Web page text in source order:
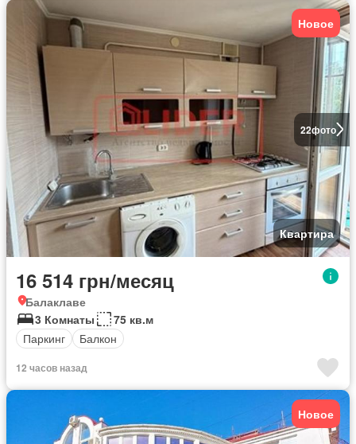
22фото
Новое
Квартира
16 514 грн/месяц
Балаклаве
3 Комнаты
75 кв.м
Паркинг
Балкон
12 часов назад
Новое